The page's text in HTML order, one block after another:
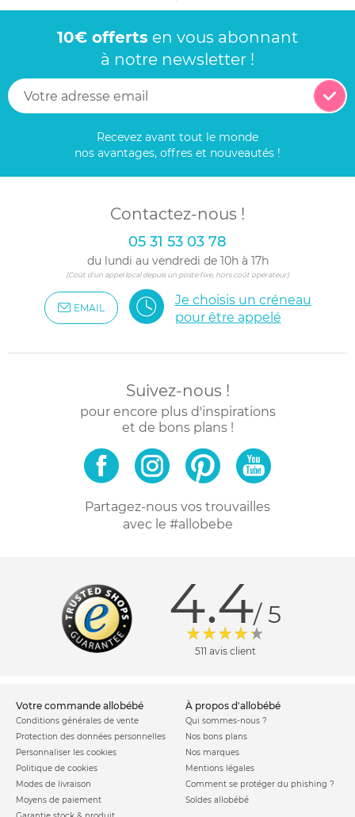
10€ offerts en vous abonnant
à notre newsletter !
Recevez avant tout le monde
nos avantages, offres et nouveautés !
Contactez-nous !
05 31 53 03 78
du lundi au vendredi de 10h à 17h
(Coût d'un appel local depuis un poste fixe, hors coût opérateur)
EMAIL
Je choisis un créneau
pour être appelé
Suivez-nous !
pour encore plus d'inspirations
et de bons plans !
Partagez-nous vos trouvailles
avec le #allobebe
4.4/ 5
511 avis client
votre commande allobébé
Conditions générales de vente
Protection des données personnelles
Personnaliser les cookies
Politique de cookies
Modes de livraison
Moyens de paiement
à propos d'allobébé
Qui sommes-nous ?
Nos bons plans
Nos marques
Mentions légales
Comment se protéger du phishing ?
Soldes allobébé